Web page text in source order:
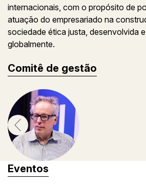
internacionais, com o propósito de
atuação do empresariado na
sociedade ética justa, desenvolvida
globalmente.
Comitê de gestão
Eventos